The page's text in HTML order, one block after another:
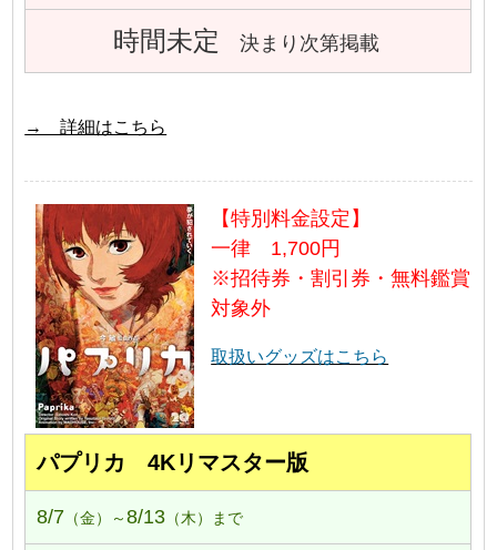
時間未定 決まり次第掲載
→ 詳細はこちら
【特別料金設定】
一律 1,700円
※招待券・割引券・無料鑑賞
対象外
取扱いグッズはこちら
パプリカ 4Kリマスター版
8/7 （金）～8/13 （木）まで